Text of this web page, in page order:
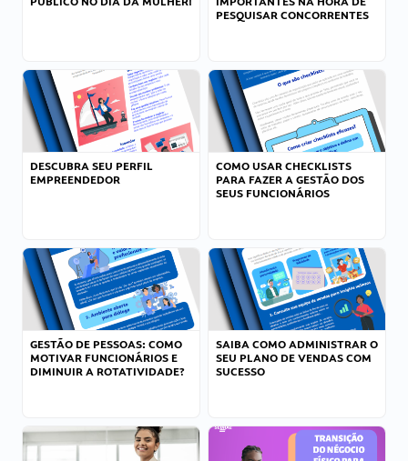
PESQUISAR CONCORRENTES
DESCUBRA SEU PERFIL
EMPREENDEDOR
COMO USAR CHECKLISTS
PARA FAZER A GESTÃO DOS
SEUS FUNCIONÁRIOS
GESTÃO DE PESSOAS: COMO
MOTIVAR FUNCIONÁRIOS E
DIMINUIR A ROTATIVIDADE?
SAIBA COMO ADMINISTRAR O
SEU PLANO DE VENDAS COM
SUCESSO